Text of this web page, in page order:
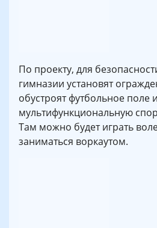
По проекту, для
гимназии установят
обустроят футбольное поле и
мультифункциональную
Там можно будет играть
заниматься воркаутом.